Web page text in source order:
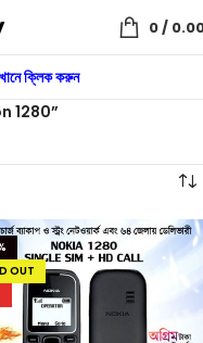
0/
ক্লিক করুন
1280”
OUT